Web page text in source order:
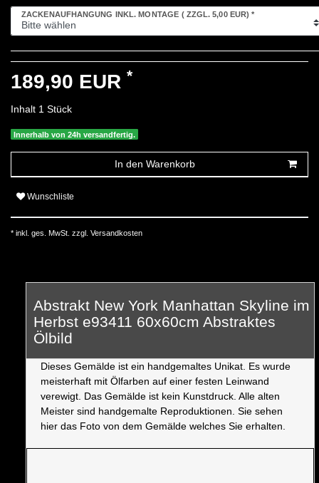
ZACKENAUFHÄNGUNG INKL. MONTAGE ( ZZGL. 5,00 EUR)*
189,90 EUR *
Inhalt 1 Stück
Innerhalb von 24h versandfertig.
In den Warenkorb
Wunschliste
* inkl. ges. MwSt. zzgl. Versandkosten
Abstrakt New York Manhattan Skyline im
Herbst e93411 60x60cm Abstraktes
Ölbild
Dieses Gemälde ist ein handgemaltes Unikat. Es wurde
meisterhaft mit Ölfarben auf einer festen Leinwand
verewigt. Das Gemälde ist kein Kunstdruck. Alle alten
Meister sind handgemalte Reproduktionen. Sie sehen
hier das Foto von dem Gemälde welches Sie erhalten.